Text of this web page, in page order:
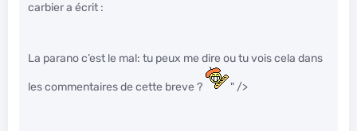
carbier a écrit :
La parano c’est le mal: tu peux me dire ou tu vois cela dans
les commentaires de cette breve ? " />